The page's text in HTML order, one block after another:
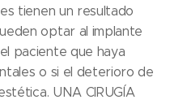
tienen un resultado
optar al implante
paciente que haya
o si el deterioro de
UNA CIRUGÍA